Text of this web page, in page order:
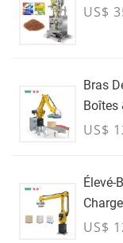
US$
Bras
Boîtes
US$
Élevé-
US$